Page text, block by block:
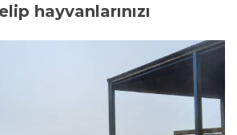
hayvanlarınızı